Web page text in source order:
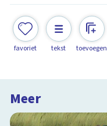
favoriet tekst toevoegen
Meer